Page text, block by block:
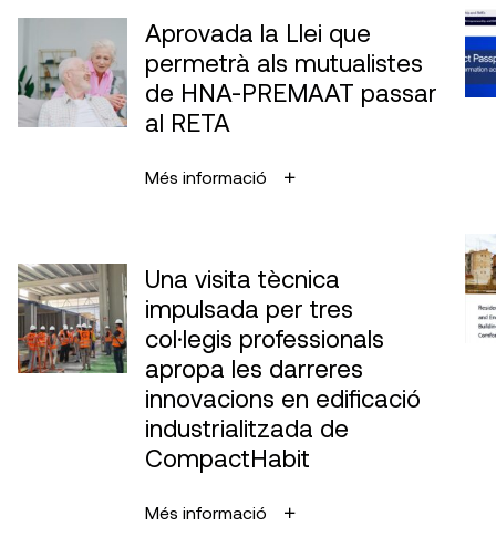
Aprovada la Llei que
permetrà als mutualistes
de HNA-PREMAAT passar
al RETA
Més informació
Una visita tècnica
impulsada per tres
col·legis professionals
apropa les darreres
innovacions en edificació
industrialitzada de
CompactHabit
Més informació